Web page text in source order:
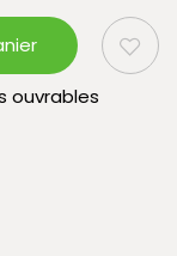
ouvrables